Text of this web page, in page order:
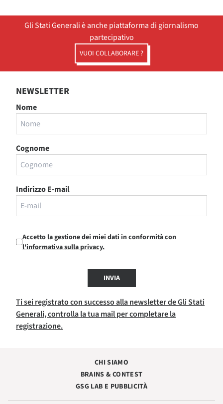
Gli Stati Generali è anche piattaforma di giornalismo
partecipativo
VUOI COLLABORARE ?
NEWSLETTER
Nome
Cognome
Indirizzo E-mail
Accetto la gestione dei miei dati in conformità con
l'informativa sulla privacy.
INVIA
Ti sei registrato con successo alla newsletter de Gli Stati
Generali, controlla la tua mail per completare la
registrazione.
CHI SIAMO
BRAINS & CONTEST
GSG LAB E PUBBLICITÀ